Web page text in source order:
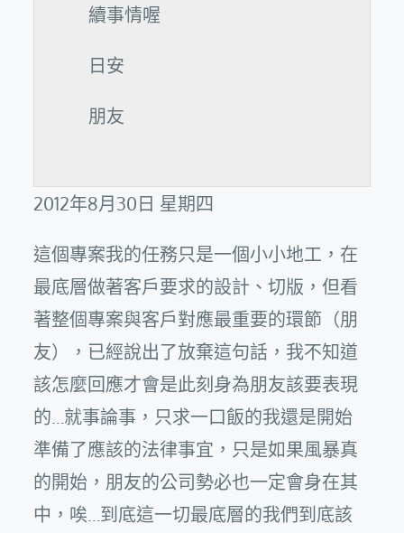
續事情喔
日安
朋友
2012年8月30日 星期四
這個專案我的任務只是一個小小地工，在
最底層做著客戶要求的設計、切版，但看
著整個專案與客戶對應最重要的環節（朋
友），已經說出了放棄這句話，我不知道
該怎麼回應才會是此刻身為朋友該要表現
的…就事論事，只求一口飯的我還是開始
準備了應該的法律事宜，只是如果風暴真
的開始，朋友的公司勢必也一定會身在其
中，唉…到底這一切最底層的我們到底該